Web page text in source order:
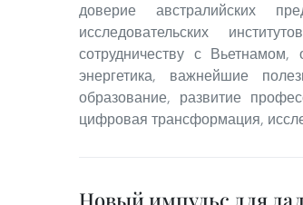
доверие австралийских
исследовательских
сотрудничеству с Вьетнамом,
энергетика, важнейшие
образование, развитие
цифровая трансформация,